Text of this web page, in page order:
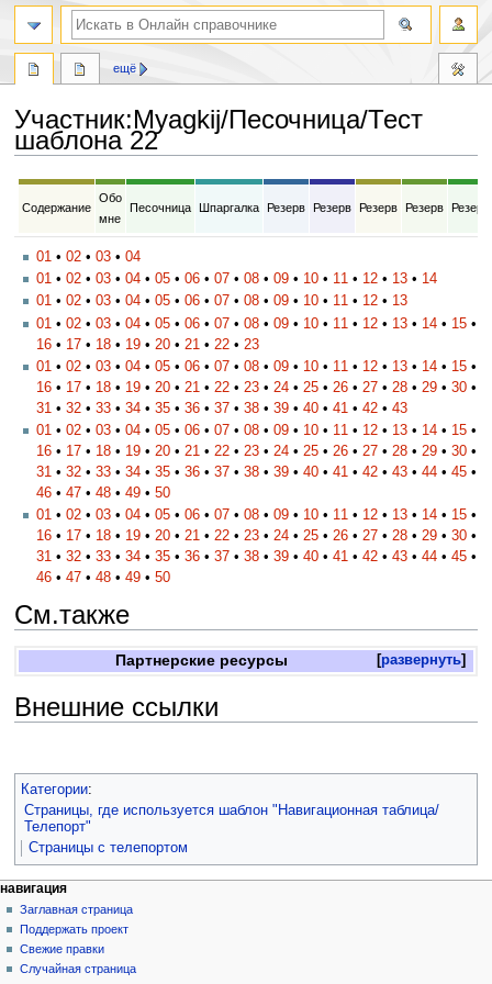
Участник:Myagkij/Песочница/Тест
шаблона 22
Перейти
Перейти
Содержание
Обо
мне
Песочница Шпаргалка Резерв Резерв Резерв Резерв Резерв
01 • 02 • 03 • 04
01 • 02 • 03 • 04 • 05 • 06 • 07 • 08 • 09 • 10 • 11 • 12 • 13 • 14
01 • 02 • 03 • 04 • 05 • 06 • 07 • 08 • 09 • 10 • 11 • 12 • 13
01 • 02 • 03 • 04 • 05 • 06 • 07 • 08 • 09 • 10 • 11 • 12 • 13 • 14 • 15 •
16 • 17 • 18 • 19 • 20 • 21 • 22 • 23
01 • 02 • 03 • 04 • 05 • 06 • 07 • 08 • 09 • 10 • 11 • 12 • 13 • 14 • 15 •
16 • 17 • 18 • 19 • 20 • 21 • 22 • 23 • 24 • 25 • 26 • 27 • 28 • 29 • 30 •
31 • 32 • 33 • 34 • 35 • 36 • 37 • 38 • 39 • 40 • 41 • 42 • 43
01 • 02 • 03 • 04 • 05 • 06 • 07 • 08 • 09 • 10 • 11 • 12 • 13 • 14 • 15 •
16 • 17 • 18 • 19 • 20 • 21 • 22 • 23 • 24 • 25 • 26 • 27 • 28 • 29 • 30 •
31 • 32 • 33 • 34 • 35 • 36 • 37 • 38 • 39 • 40 • 41 • 42 • 43 • 44 • 45 •
46 • 47 • 48 • 49 • 50
01 • 02 • 03 • 04 • 05 • 06 • 07 • 08 • 09 • 10 • 11 • 12 • 13 • 14 • 15 •
16 • 17 • 18 • 19 • 20 • 21 • 22 • 23 • 24 • 25 • 26 • 27 • 28 • 29 • 30 •
31 • 32 • 33 • 34 • 35 • 36 • 37 • 38 • 39 • 40 • 41 • 42 • 43 • 44 • 45 •
46 • 47 • 48 • 49 • 50
См.также
развернуть
Партнерские ресурсы
Внешние ссылки
Категории:
Страницы, где используется шаблон "Навигационная таблица/
Телепорт"
Страницы с телепортом
ещё
навигация
Заглавная страница
Поддержать проект
Свежие правки
Случайная страница